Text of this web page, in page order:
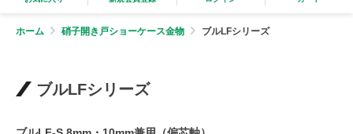
ホーム 硝子開き戸ショーケース金物 ブルLFシリーズ
ブルLFシリーズ